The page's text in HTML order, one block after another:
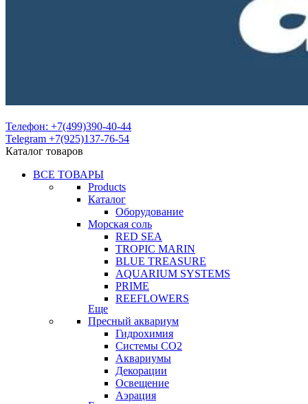
Телефон: +7(499)390-40-44
Telegram +7(925)137-76-54
Каталог товаров
ВСЕ ТОВАРЫ
Products
Каталог
Оборудование
Морская соль
RED SEA
TROPIC MARIN
BLUE TREASURE
AQUARIUM SYSTEMS
PRIME
REEFLOWERS
Еще
Пресный аквариум
Гидрохимия
Системы СО2
Аквариумы
Декорации
Освещение
Аэрация